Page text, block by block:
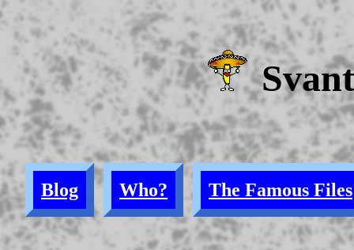
Blog Who? The Famous Files